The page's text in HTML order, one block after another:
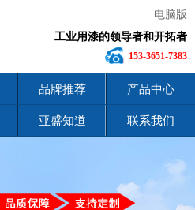
电脑版
工业用漆的领导者和开拓者
153-3651-7383
品牌推荐 产品中心
亚盛知道 联系我们